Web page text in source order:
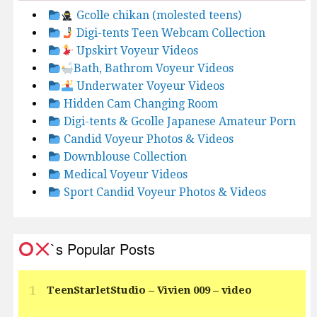
Gcolle chikan (molested teens)
Digi-tents Teen Webcam Collection
Upskirt Voyeur Videos
Bath, Bathrom Voyeur Videos
Underwater Voyeur Videos
Hidden Cam Changing Room
Digi-tents & Gcolle Japanese Amateur Porn
Candid Voyeur Photos & Videos
Downblouse Collection
Medical Voyeur Videos
Sport Candid Voyeur Photos & Videos
`s Popular Posts